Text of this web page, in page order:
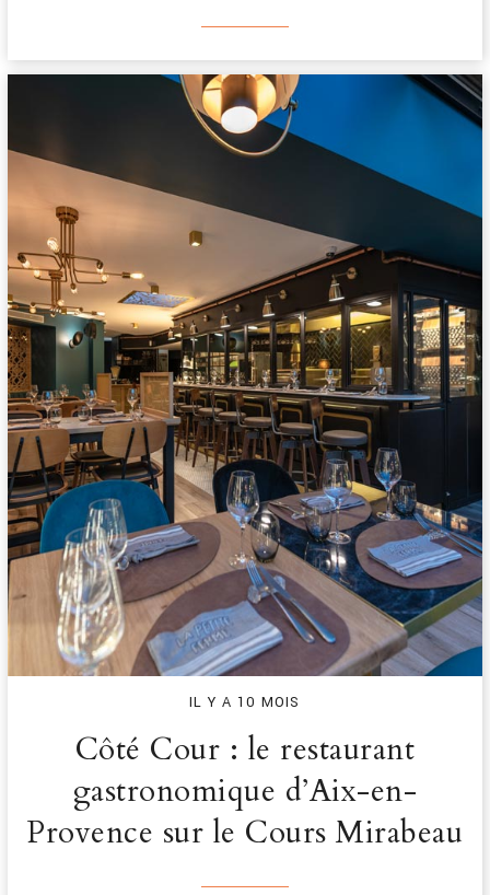
IL Y A 10 MOIS
Côté Cour : le restaurant
gastronomique d’Aix-en-
Provence sur le Cours Mirabeau